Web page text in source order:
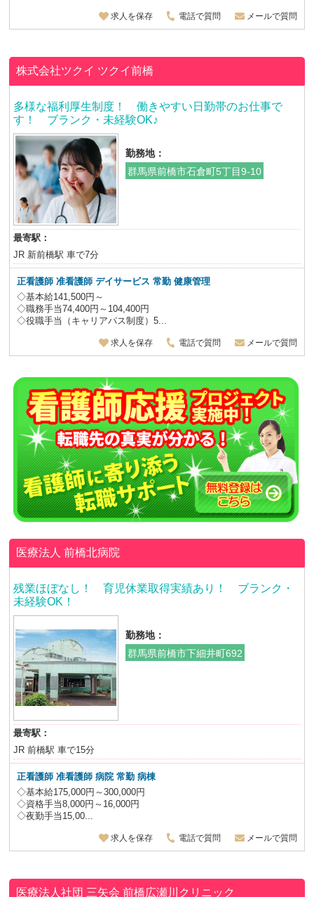
求人を保存 電話で質問 メールで質問
株式会社ツクイ ツクイ前橋
多様な福利厚生制度！ 働きやすい日勤帯のお仕事で
す！ ブランク・未経験OK♪
勤務地：
群馬県前橋市石倉町5丁目9-10
最寄駅：
JR 新前橋駅 車で7分
正看護師 准看護師 デイサービス 常勤 健康管理
◇基本給141,500円～
◇職務手当74,400円～104,400円
◇役職手当（キャリアパス制度）5...
求人を保存 電話で質問 メールで質問
医療法人前橋北病院
残業ほぼなし！ 育児休業取得実績あり！ ブランク・
未経験OK！
勤務地：
群馬県前橋市下細井町692
最寄駅：
JR 前橋駅 車で15分
正看護師 准看護師 病院 常勤 病棟
◇基本給175,000円～300,000円
◇資格手当8,000円～16,000円
◇夜勤手当15,00...
求人を保存 電話で質問 メールで質問
医療法人社団 三矢会前橋広瀬川クリニック